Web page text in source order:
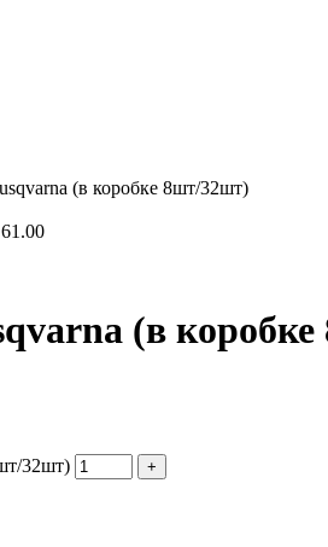
(в коробке 8шт/32шт)
(в
32шт)